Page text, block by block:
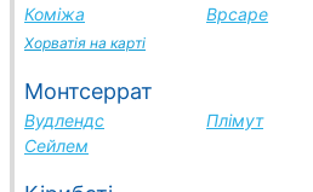
Коміжа
Врсаре
Хорватія на карті
Монтсеррат
Вудлендс
Плімут
Сейлем